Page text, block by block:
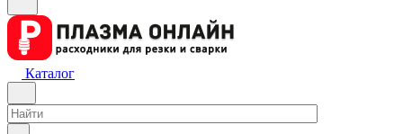
Каталог